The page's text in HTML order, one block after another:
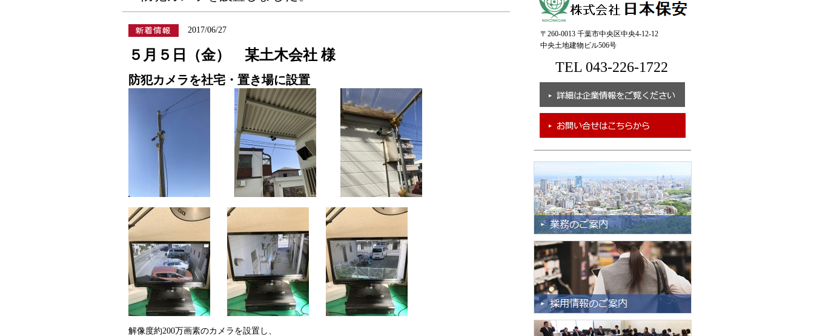
2017/06/27
５月５日（金） 某土木会社 様
防犯カメラを社宅・置き場に設置
解像度約200万画素のカメラを設置し、
〒260-0013 千葉市中央区中央4-12-12
中央土地建物ビル506号
TEL 043-226-1722